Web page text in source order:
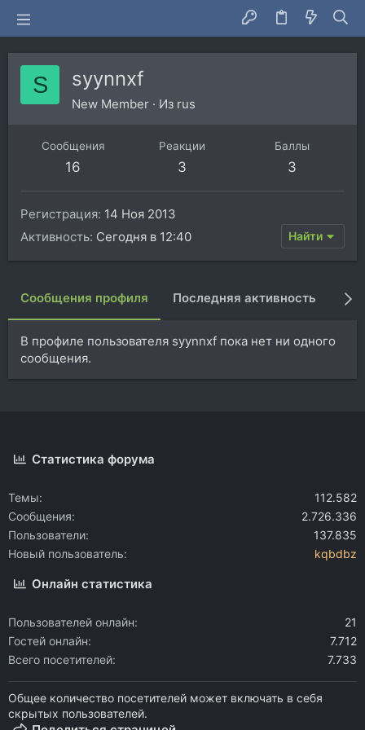
S syynnxf
New Member · Из rus
Сообщения
16
Реакции
3
Баллы
3
Регистрация 14 Ноя 2013
Активность Сегодня в 12:40 Найти
Сообщения профиля Последняя активность
В профиле пользователя syynnxf пока нет ни одного
сообщения.
Статистика форума
Темы
112.582
Сообщения
2.726.336
Пользователи
137.835
Новый пользователь
kqbdbz
Онлайн статистика
Пользователей онлайн
21
Гостей онлайн
7.712
Всего посетителей
7.733
Общее количество посетителей может включать в себя
скрытых пользователей.